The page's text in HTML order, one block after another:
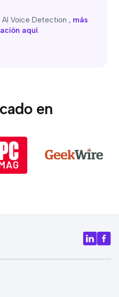
AI Voice Detection , más
aquí.
en